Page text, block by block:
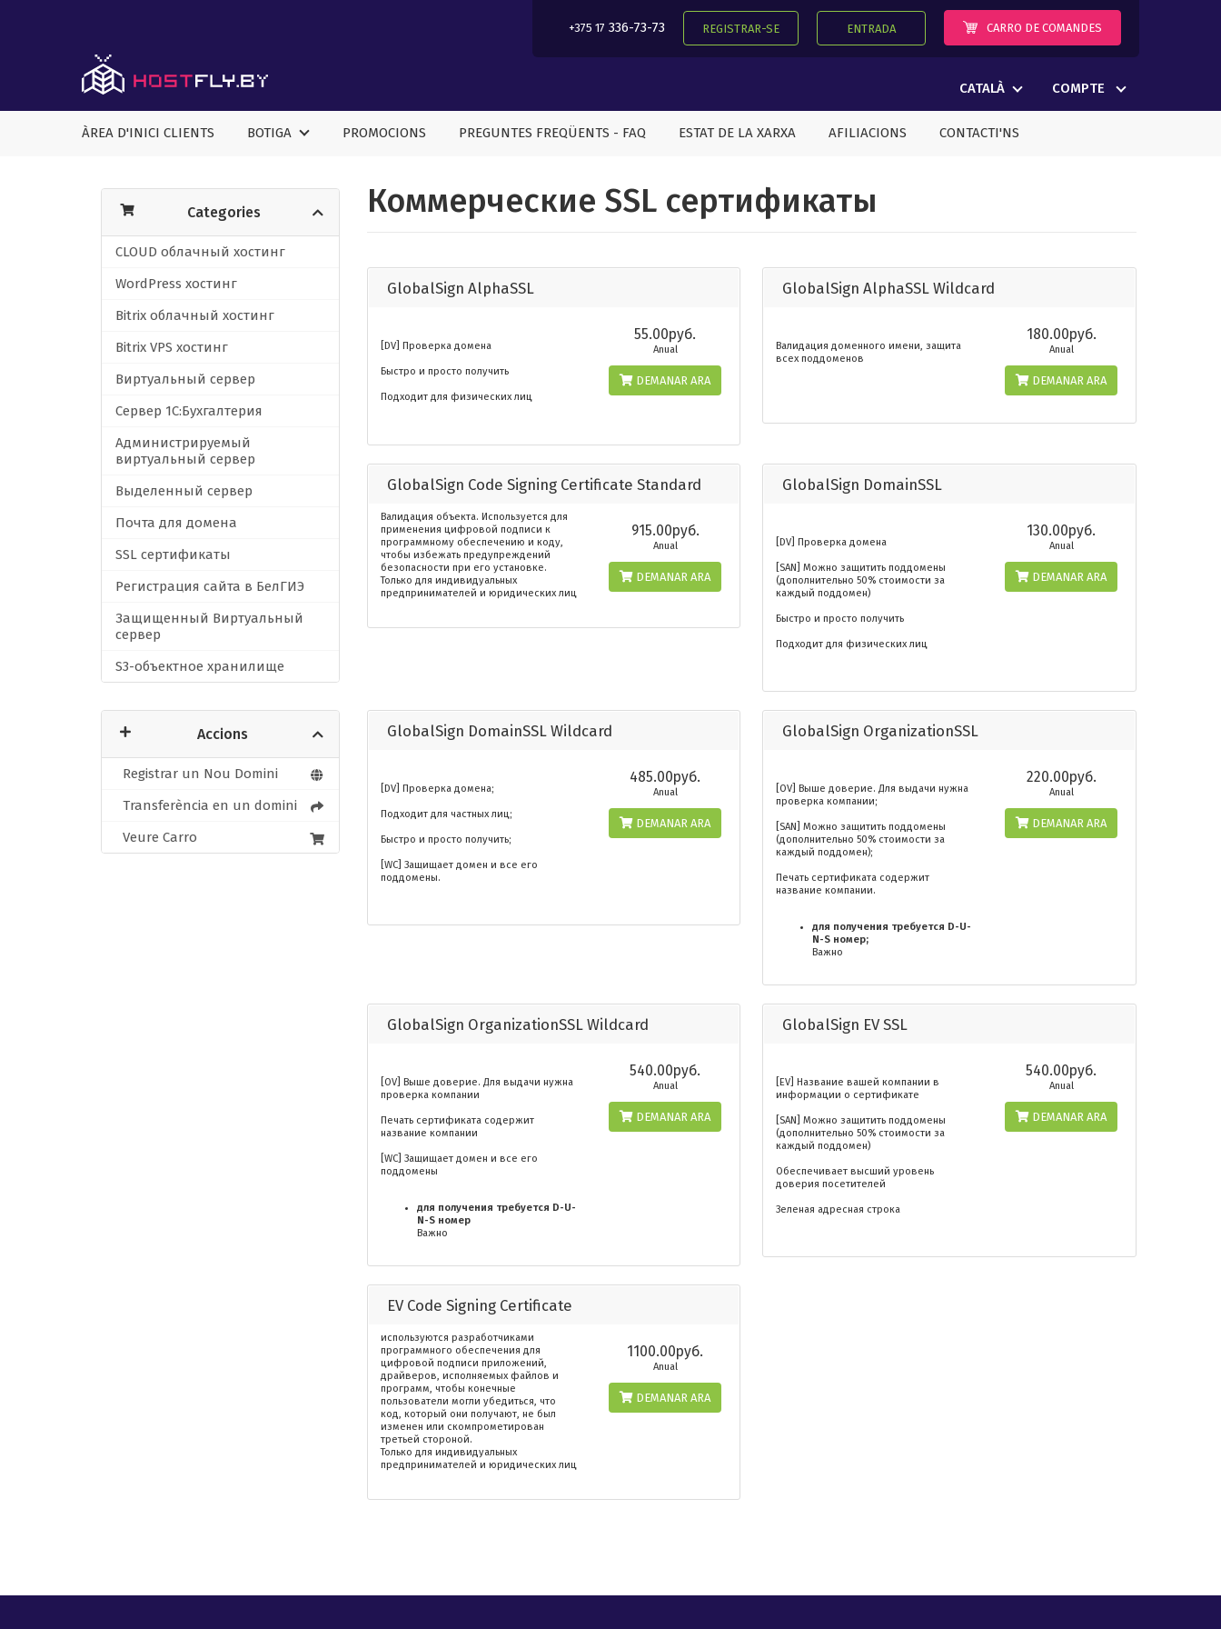
+375 17 336-73-73 REGISTRAR-SE ENTRADA CARRO DE COMANDES
CATALÀ COMPTE
ÀREA D'INICI CLIENTS BOTIGA PROMOCIONS PREGUNTES FREQÜENTS - FAQ ESTAT DE LA XARXA AFILIACIONS CONTACTI'NS
Categories
CLOUD облачный хостинг
WordPress хостинг
Bitrix облачный хостинг
Bitrix VPS хостинг
Виртуальный сервер
Сервер 1C:Бухгалтерия
Администрируемый
виртуальный сервер
Выделенный сервер
Почта для домена
SSL сертификаты
Регистрация сайта в БелГИЭ
Защищенный Виртуальный
сервер
S3-объектное хранилище
Accions
Registrar un Nou Domini
Transferència en un domini
Veure Carro
Коммерческие SSL сертификаты
GlobalSign AlphaSSL
[DV] Проверка домена
Быстро и просто получить
Подходит для физических лиц
55.00руб.
Anual
DEMANAR ARA
GlobalSign AlphaSSL Wildcard
Валидация доменного имени, защита
всех поддоменов
180.00руб.
Anual
DEMANAR ARA
GlobalSign Code Signing Certificate Standard
Валидация объекта. Используется для
применения цифровой подписи к
программному обеспечению и коду,
чтобы избежать предупреждений
безопасности при его установке.
Только для индивидуальных
предпринимателей и юридических лиц
915.00руб.
Anual
DEMANAR ARA
GlobalSign DomainSSL
[DV] Проверка домена
[SAN] Можно защитить поддомены
(дополнительно 50% стоимости за
каждый поддомен)
Быстро и просто получить
Подходит для физических лиц
130.00руб.
Anual
DEMANAR ARA
GlobalSign DomainSSL Wildcard
[DV] Проверка домена;
Подходит для частных лиц;
Быстро и просто получить;
[WC] Защищает домен и все его
поддомены.
485.00руб.
Anual
DEMANAR ARA
GlobalSign OrganizationSSL
[OV] Выше доверие. Для выдачи нужна
проверка компании;
[SAN] Можно защитить поддомены
(дополнительно 50% стоимости за
каждый поддомен);
Печать сертификата содержит
название компании.
для получения требуется D-U-
N-S номер;
Важно
220.00руб.
Anual
DEMANAR ARA
GlobalSign OrganizationSSL Wildcard
[OV] Выше доверие. Для выдачи нужна
проверка компании
Печать сертификата содержит
название компании
[WC] Защищает домен и все его
поддомены
для получения требуется D-U-
N-S номер
Важно
540.00руб.
Anual
DEMANAR ARA
GlobalSign EV SSL
[EV] Название вашей компании в
информации о сертификате
[SAN] Можно защитить поддомены
(дополнительно 50% стоимости за
каждый поддомен)
Обеспечивает высший уровень
доверия посетителей
Зеленая адресная строка
540.00руб.
Anual
DEMANAR ARA
EV Code Signing Certificate
используются разработчиками
программного обеспечения для
цифровой подписи приложений,
драйверов, исполняемых файлов и
программ, чтобы конечные
пользователи могли убедиться, что
код, который они получают, не был
изменен или скомпрометирован
третьей стороной.
Только для индивидуальных
предпринимателей и юридических лиц
1100.00руб.
Anual
DEMANAR ARA